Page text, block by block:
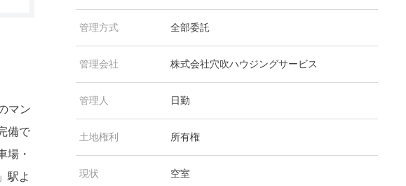
マン
備で
場・
駅よ
管理方式 全部委託
管理会社 株式会社穴吹ハウジングサービス
管理人 日勤
土地権利 所有権
現状 空室